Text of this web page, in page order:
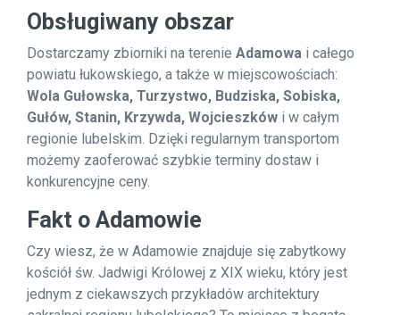
Obsługiwany obszar
Dostarczamy zbiorniki na terenie Adamowa i całego
powiatu łukowskiego, a także w miejscowościach:
Wola Gułowska, Turzystwo, Budziska, Sobiska,
Gułów, Stanin, Krzywda, Wojcieszków i w całym
regionie lubelskim. Dzięki regularnym transportom
możemy zaoferować szybkie terminy dostaw i
konkurencyjne ceny.
Fakt o Adamowie
Czy wiesz, że w Adamowie znajduje się zabytkowy
kościół św. Jadwigi Królowej z XIX wieku, który jest
jednym z ciekawszych przykładów architektury